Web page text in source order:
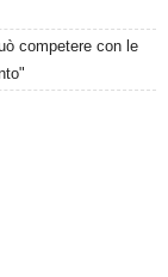
competere con le